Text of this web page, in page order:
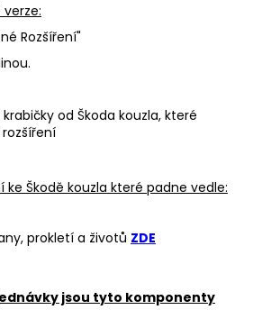
Rozšíření"
od Škoda kouzla, které
ke Škodě kouzla které padne vedle:
prokletí a životů ZDE
jsou tyto komponenty